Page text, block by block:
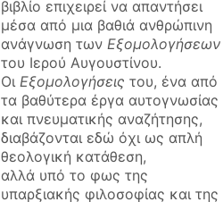
βιβλίο επιχειρεί να απαντήσει
μέσα από μια βαθιά ανθρώπινη
ανάγνωση των Εξομολογήσεων
του Ιερού Αυγουστίνου.
Οι Εξομολογήσεις του, ένα από
τα βαθύτερα έργα αυτογνωσίας
και πνευματικής αναζήτησης,
διαβάζονται εδώ όχι ως απλή
θεολογική κατάθεση,
αλλά υπό το φως της
υπαρξιακής φιλοσοφίας και της